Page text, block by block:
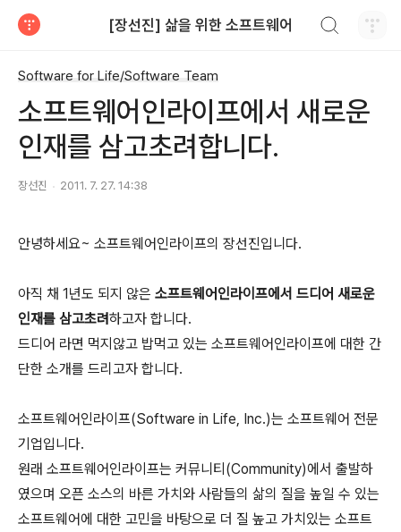
[장선진] 삶을 위한 소프트웨어
Software for Life/Software Team
소프트웨어인라이프에서 새로운
인재를 삼고초려합니다.
장선진 2011. 7. 27. 14:38
안녕하세요~ 소프트웨어인라이프의 장선진입니다.
아직 채 1년도 되지 않은 소프트웨어인라이프에서 드디어 새로운
인재를 삼고초려하고자 합니다.
드디어 라면 먹지않고 밥먹고 있는 소프트웨어인라이프에 대한 간
단한 소개를 드리고자 합니다.
소프트웨어인라이프(Software in Life, Inc.)는 소프트웨어 전문
기업입니다.
원래 소프트웨어인라이프는 커뮤니티(Community)에서 출발하
였으며 오픈 소스의 바른 가치와 사람들의 삶의 질을 높일 수 있는
소프트웨어에 대한 고민을 바탕으로 더 질 높고 가치있는 소프트